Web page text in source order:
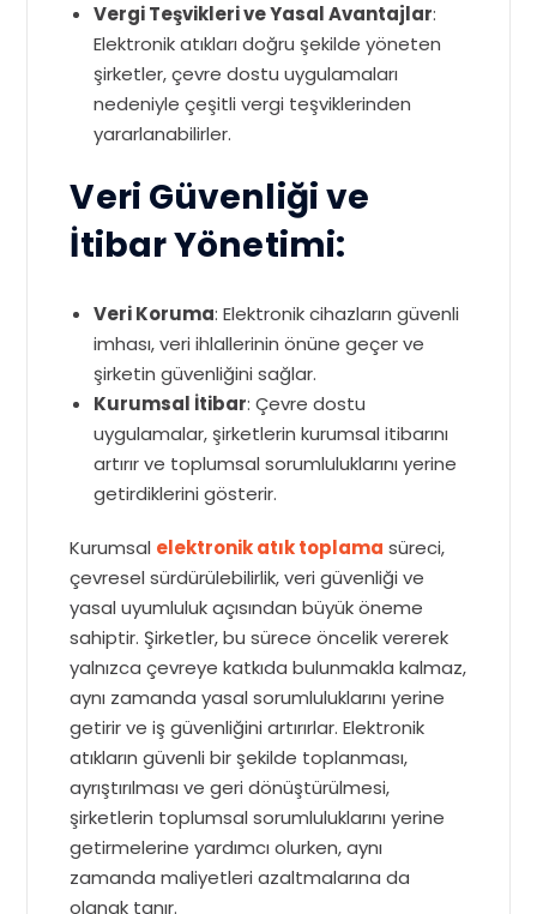
Vergi Teşvikleri ve Yasal Avantajlar:
Elektronik atıkları doğru şekilde yöneten
şirketler, çevre dostu uygulamaları
nedeniyle çeşitli vergi teşviklerinden
yararlanabilirler.
Veri Güvenliği ve
İtibar Yönetimi:
Veri Koruma: Elektronik cihazların güvenli
imhası, veri ihlallerinin önüne geçer ve
şirketin güvenliğini sağlar.
Kurumsal İtibar: Çevre dostu
uygulamalar, şirketlerin kurumsal itibarını
artırır ve toplumsal sorumluluklarını yerine
getirdiklerini gösterir.
Kurumsal elektronik atık toplama süreci,
çevresel sürdürülebilirlik, veri güvenliği ve
yasal uyumluluk açısından büyük öneme
sahiptir. Şirketler, bu sürece öncelik vererek
yalnızca çevreye katkıda bulunmakla kalmaz,
aynı zamanda yasal sorumluluklarını yerine
getirir ve iş güvenliğini artırırlar. Elektronik
atıkların güvenli bir şekilde toplanması,
ayrıştırılması ve geri dönüştürülmesi,
şirketlerin toplumsal sorumluluklarını yerine
getirmelerine yardımcı olurken, aynı
zamanda maliyetleri azaltmalarına da
olanak tanır.